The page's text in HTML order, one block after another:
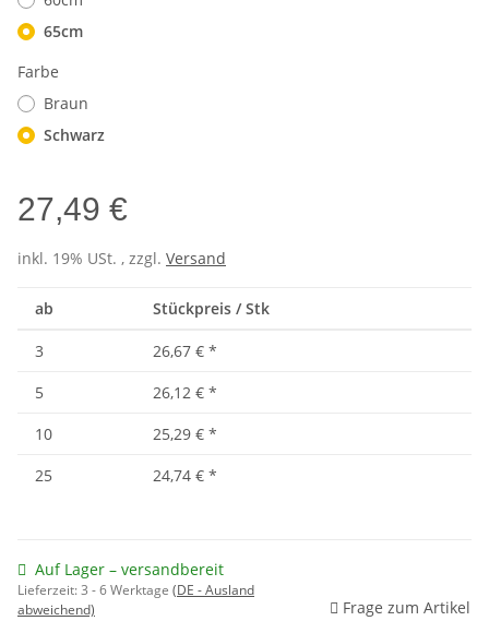
65cm
Farbe
Braun
Schwarz
27,49 €
inkl. 19% USt. , zzgl. Versand
ab Stückpreis / Stk
3 26,67 € *
5
26,12 € *
10
25,29 € *
25
24,74 € *
Auf Lager – versandbereit
Lieferzeit:3 - 6 Werktage (DE - Ausland
abweichend)
Frage zum Artikel